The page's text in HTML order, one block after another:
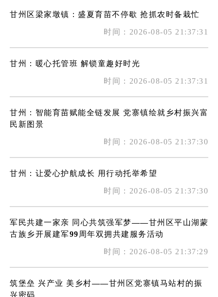
甘州区梁家墩镇：盛夏育苗不停歇 抢抓农时备栽忙
时间：2026-08-05 21:37:31
甘州：暖心托管班 解锁童趣好时光
时间：2026-08-05 21:37:31
甘州：智能育苗赋能全链发展 党寨镇绘就乡村振兴富
民新图景
时间：2026-08-05 21:37:30
甘州：让爱心护航成长 用行动托举希望
时间：2026-08-05 21:37:30
军民共建一家亲 同心共筑强军梦——甘州区平山湖蒙
古族乡开展建军99周年双拥共建服务活动
时间：2026-08-05 21:37:29
筑堡垒 兴产业 美乡村——甘州区党寨镇马站村的振
兴密码